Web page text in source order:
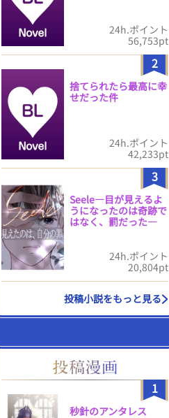
24h.ポイント
56,753pt
2
捨てられたら最高に幸
せだった件
24h.ポイント
42,233pt
3
Seele―目が見えるよ
うになったのは奇跡で
はなく、罰だった―
24h.ポイント
20,804pt
投稿小説をもっと見る
1
秒針のアンタレス